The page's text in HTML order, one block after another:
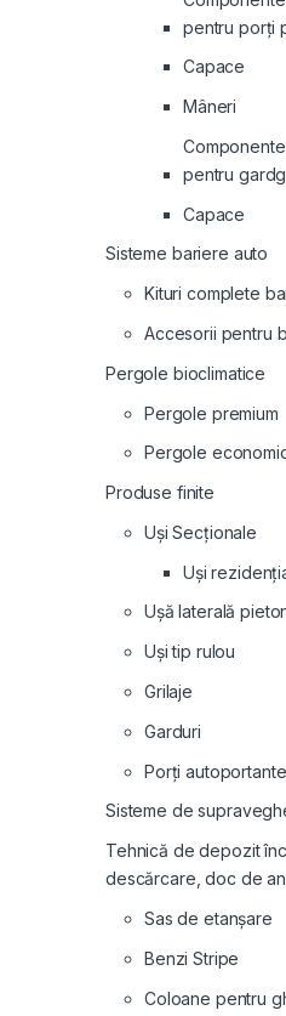
pentru porți
Capace
Mâneri
pentru
Capace
Sisteme bariere auto
Kituri complete
Accesorii pentru
Pergole bioclimatice
Pergole premium
Pergole
Produse finite
Uși Secționale
Uși
Ușă laterală
Uși tip rulou
Grilaje
Garduri
Porți autoportante
Sisteme de
Tehnică de depozit
descărcare, doc de
Sas de etanșare
Benzi Stripe
Coloane pentru